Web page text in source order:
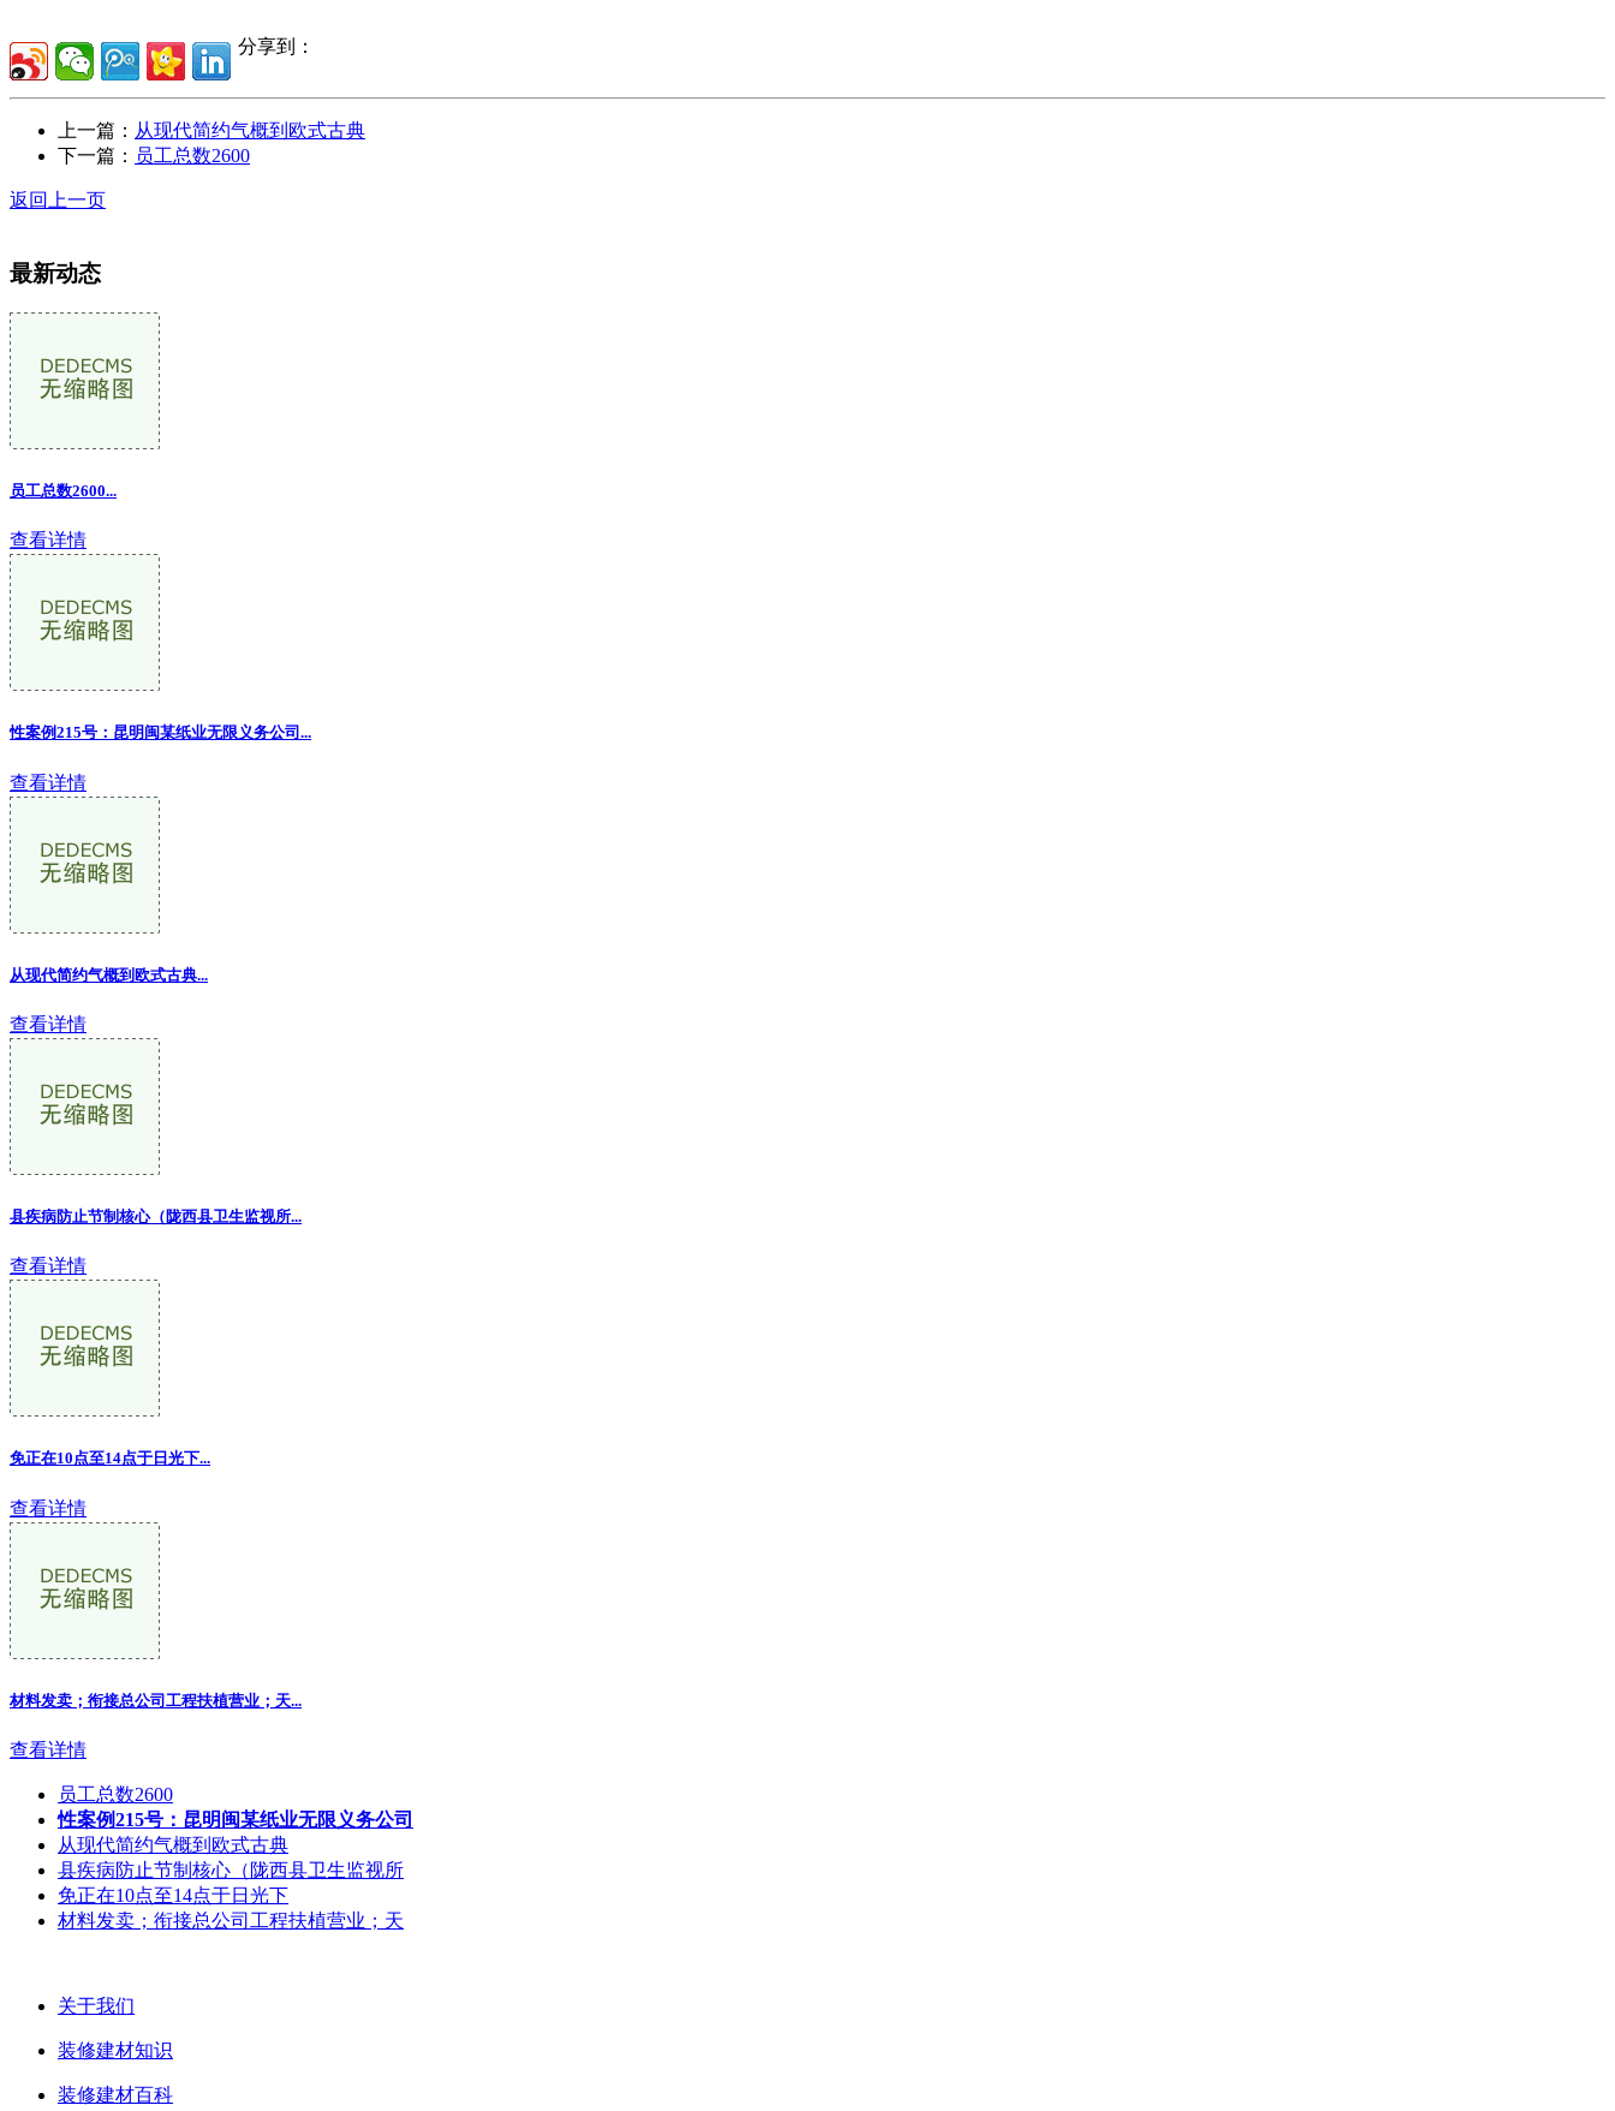
分享到：
上一篇： 从现代简约气概到欧式古典
下一篇： 员工总数2600
返回上一页
最新动态
员工总数2600...
查看详情
性案例215号：昆明闽某纸业无限义务公司 ...
查看详情
从现代简约气概到欧式古典...
查看详情
县疾病防止节制核心（陇西县卫生监视所...
查看详情
免正在10点至14点于日光下...
查看详情
材料发卖；衔接总公司工程扶植营业；天...
查看详情
员工总数2600
性案例215号：昆明闽某纸业无限义务公司
从现代简约气概到欧式古典
县疾病防止节制核心（陇西县卫生监视所
免正在10点至14点于日光下
材料发卖；衔接总公司工程扶植营业；天
关于我们
装修建材知识
装修建材百科